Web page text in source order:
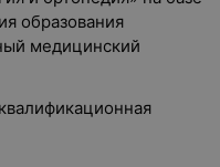
образования
медицинский